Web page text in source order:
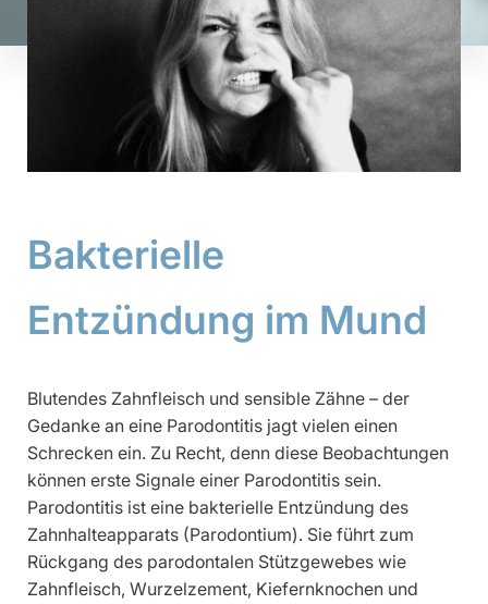
Bakterielle
Entzündung im Mund
Blutendes Zahnfleisch und sensible Zähne – der
Gedanke an eine Parodontitis jagt vielen einen
Schrecken ein. Zu Recht, denn diese Beobachtungen
können erste Signale einer Parodontitis sein.
Parodontitis ist eine bakterielle Entzündung des
Zahnhalteapparats (Parodontium). Sie führt zum
Rückgang des parodontalen Stützgewebes wie
Zahnfleisch, Wurzelzement, Kiefernknochen und